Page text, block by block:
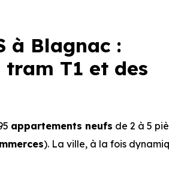
à Blagnac :
T1 et des
appartements neufs de 2 à 5
). La ville, à la fois